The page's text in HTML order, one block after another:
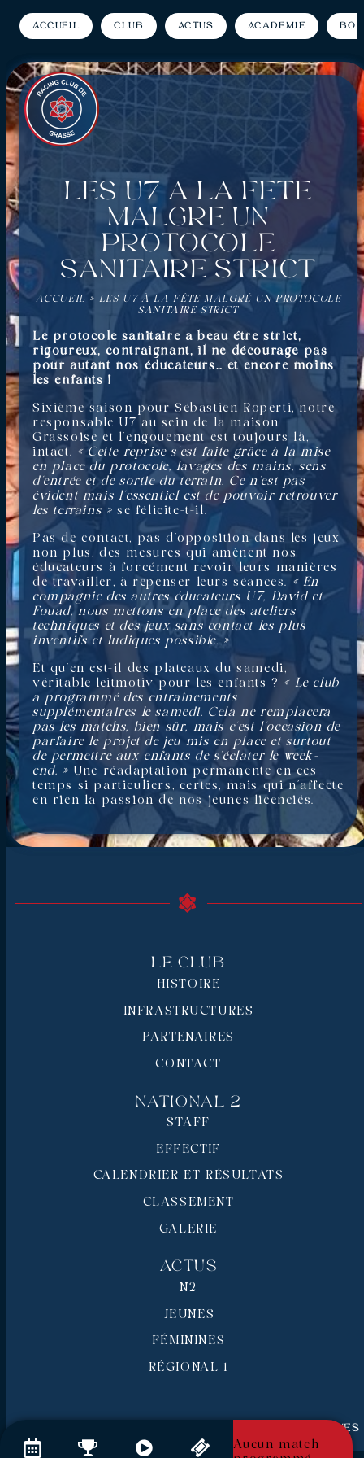
Accueil Club Actus Académie
Aucun match
Les U7 à la fête
malgré un
protocole
sanitaire strict
ACCUEIL » LES U7 À LA FÊTE MALGRÉ UN PROTOCOLE
SANITAIRE STRICT
Le protocole sanitaire a beau être strict,
rigoureux, contraignant, il ne décourage pas
pour autant nos éducateurs… et encore moins
les enfants !
Sixième saison pour Sébastien Roperti, notre
responsable U7 au sein de la maison
Grassoise et l’engouement est toujours là,
intact. « Cette reprise s’est faite grâce à la mise
en place du protocole, lavages des mains, sens
d’entrée et de sortie du terrain. Ce n’est pas
évident mais l’essentiel est de pouvoir retrouver
les terrains » se félicite-t-il.
Pas de contact, pas d’opposition dans les jeux
non plus, des mesures qui amènent nos
éducateurs à forcément revoir leurs manières
de travailler, à repenser leurs séances. « En
compagnie des autres éducateurs U7, David et
Fouad, nous mettons en place des ateliers
techniques et des jeux sans contact les plus
inventifs et ludiques possible. »
Et qu’en est-il des plateaux du samedi,
véritable leitmotiv pour les enfants ? « Le club
a programmé des entraînements
supplémentaires le samedi. Cela ne remplacera
pas les matchs, bien sûr, mais c’est l’occasion de
parfaire le projet de jeu mis en place et surtout
de permettre aux enfants de s’éclater le week-
end. » Une réadaptation permanente en ces
temps si particuliers, certes, mais qui n’affecte
en rien la passion de nos jeunes licenciés.
Le Club
HISTOIRE
INFRASTRUCTURES
PARTENAIRES
CONTACT
National 2
STAFF
EFFECTIF
CALENDRIER ET RÉSULTATS
CLASSEMENT
GALERIE
Actus
N2
JEUNES
FÉMININES
RÉGIONAL 1
RC Pays de Grasse © 2026 - Tous droits réservés
Mentions légales